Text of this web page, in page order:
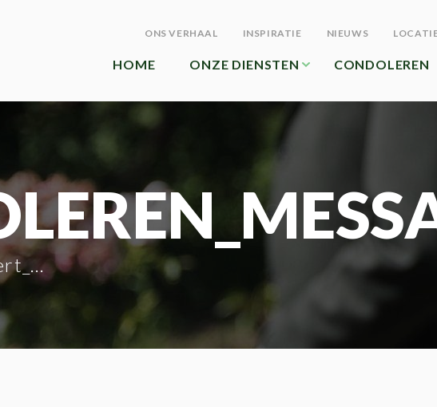
ONS VERHAAL INSPIRATIE NIEUWS
HOME ONZE DIENSTEN CONDOLEREN